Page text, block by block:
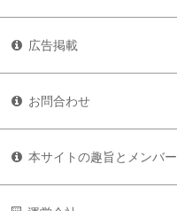
広告掲載
お問合わせ
本サイトの趣旨とメンバー